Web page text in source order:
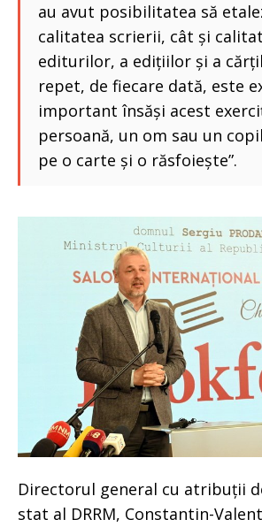
au avut posibilitatea să
calitatea scrierii, cât și
editurilor, a edițiilor și a
repet, de fiecare dată, este
important însăși acest
persoană, un om sau un
pe o carte și o răsfoiește”.
Directorul general cu atribuții
stat al DRRM, Constantin-